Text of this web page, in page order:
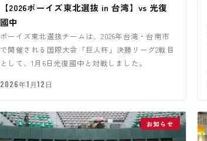
【2026ボーイズ東北選抜 in 台湾】vs 光復
國中
ボーイズ東北選抜チームは、2026年台湾・台南市
で開催される国際大会「巨人杯」決勝リーグ2戦目
として、1月6日光復國中と対戦しました。
2026年1月12日
お知らせ